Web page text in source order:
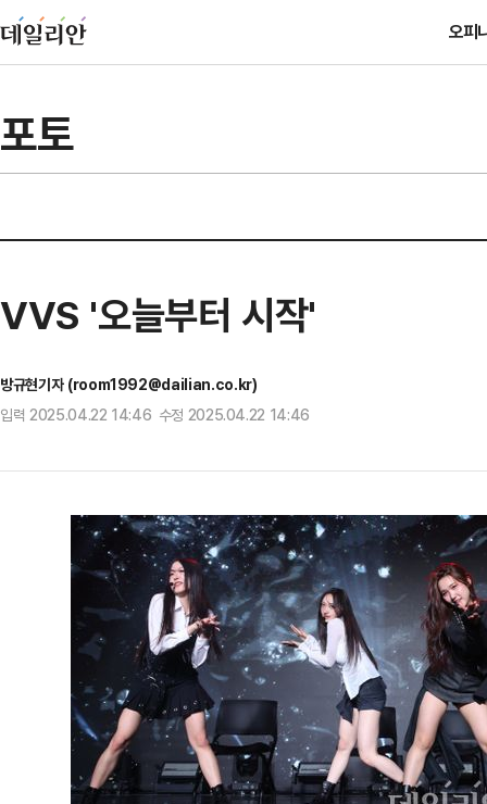
오피
포토
VVS '오늘부터 시작'
방규현기자 (room1992@dailian.co.kr)
입력 2025.04.22 14:46 수정 2025.04.22 14:46